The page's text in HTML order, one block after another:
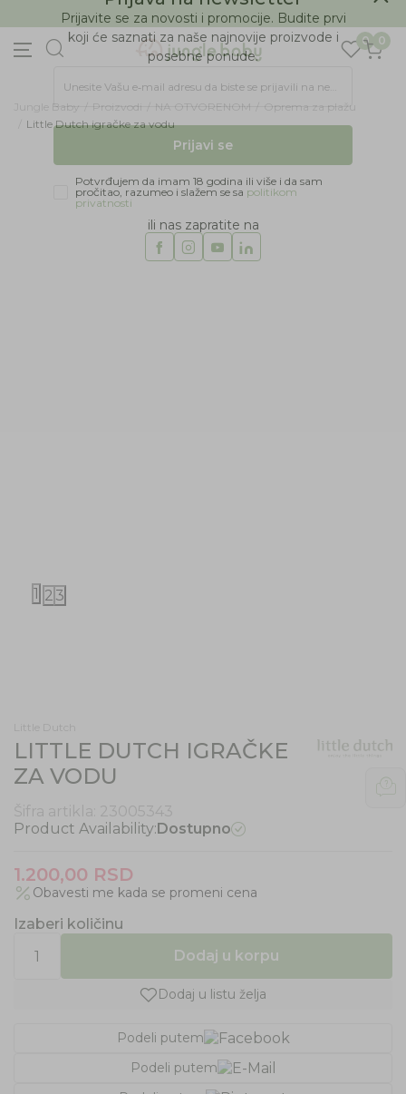
BESPLATNA ISPORUKA Paketa preko 4.000 RSD
0 0
Jungle Baby Proizvodi NA OTVORENOM
Oprema za plažu
Little Dutch igračke za vodu
1 2 3
Little Dutch
LITTLE DUTCH IGRAČKE
ZA VODU
Šifra artikla: 23005343
Product Availability:Dostupno
1.200,00 RSD
Obavesti me kada se promeni cena
Izaberi količinu
Dodaj u korpu
Dodaj u listu želja
Podeli putem
Podeli putem
Prijava na newsletter
Prijavite se za novosti i promocije. Budite prvi
koji će saznati za naše najnovije proizvode i
posebne ponude.
Prijavi se
Potvrđujem da imam 18 godina ili više i da sam
pročitao, razumeo i slažem se sapolitikom
ili nas zapratite na